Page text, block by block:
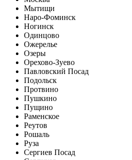
Мытищи
Наро-Фоминск
Ногинск
Одинцово
Ожерелье
Озеры
Орехово-Зуево
Павловский Посад
Подольск
Протвино
Пушкино
Пущино
Раменское
Реутов
Рошаль
Руза
Сергиев Посад